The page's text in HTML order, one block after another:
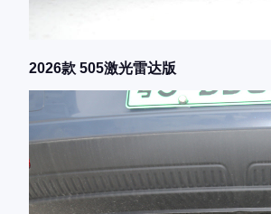
2026款 505激光雷达版